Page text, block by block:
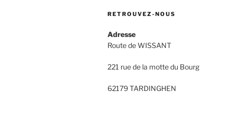
RETROUVEZ-NOUS
Adresse
Route de WISSANT
221 rue de la motte du Bourg
62179 TARDINGHEN